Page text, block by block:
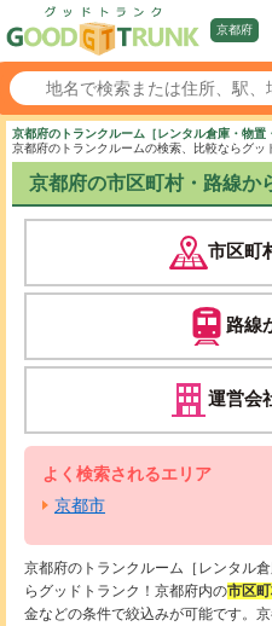
京都府
京都府のトランクルーム［レンタル倉庫・物置
京都府のトランクルームの検索、比較ならグッ
京都府の市区町村・路線か
市区町
路線
運営会
よく検索されるエリア
京都市
京都府のトランクルーム［レンタル
らグッドトランク！京都府内の市区
金などの条件で絞込みが可能です。